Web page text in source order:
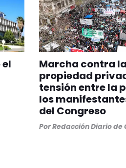
Marcha contra
propiedad
tensión entre la
los
del Congreso
PorRedacción Diario de